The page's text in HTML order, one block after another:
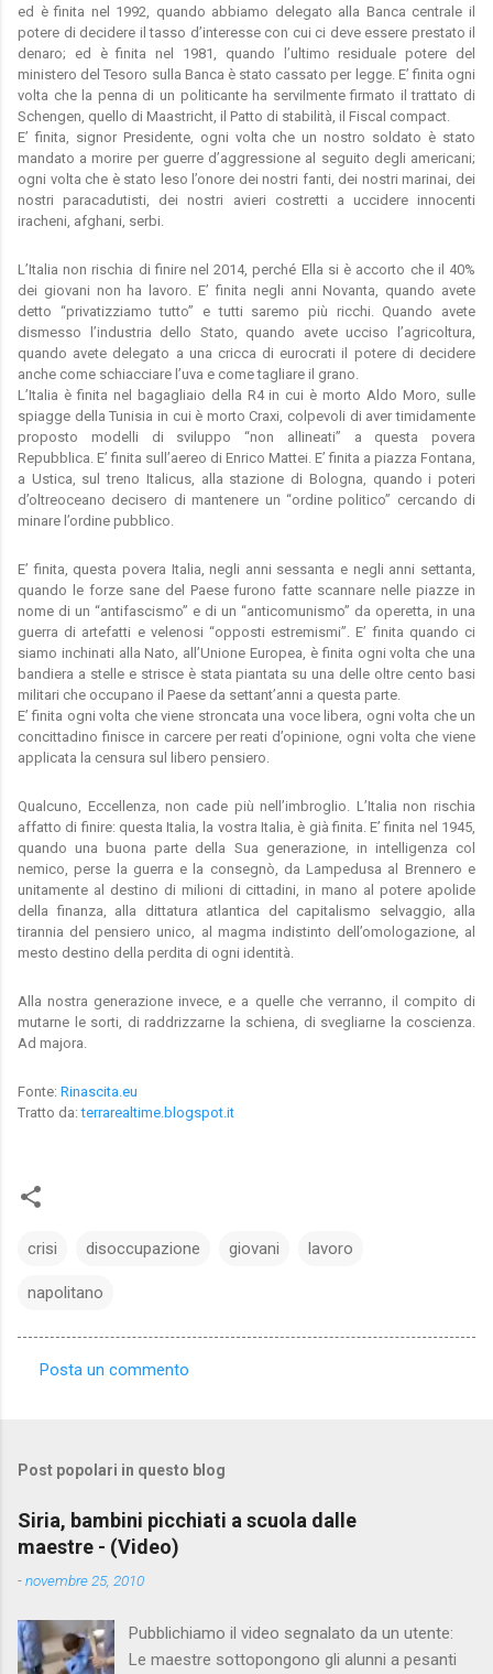
ed è finita nel 1992, quando abbiamo delegato alla Banca centrale il
potere di decidere il tasso d’interesse con cui ci deve essere prestato il
denaro; ed è finita nel 1981, quando l’ultimo residuale potere del
ministero del Tesoro sulla Banca è stato cassato per legge. E’ finita ogni
volta che la penna di un politicante ha servilmente firmato il trattato di
Schengen, quello di Maastricht, il Patto di stabilità, il Fiscal compact.
E’ finita, signor Presidente, ogni volta che un nostro soldato è stato
mandato a morire per guerre d’aggressione al seguito degli americani;
ogni volta che è stato leso l’onore dei nostri fanti, dei nostri marinai, dei
nostri paracadutisti, dei nostri avieri costretti a uccidere innocenti
iracheni, afghani, serbi.
L’Italia non rischia di finire nel 2014, perché Ella si è accorto che il 40%
dei giovani non ha lavoro. E’ finita negli anni Novanta, quando avete
detto “privatizziamo tutto” e tutti saremo più ricchi. Quando avete
dismesso l’industria dello Stato, quando avete ucciso l’agricoltura,
quando avete delegato a una cricca di eurocrati il potere di decidere
anche come schiacciare l’uva e come tagliare il grano.
L’Italia è finita nel bagagliaio della R4 in cui è morto Aldo Moro, sulle
spiagge della Tunisia in cui è morto Craxi, colpevoli di aver timidamente
proposto modelli di sviluppo “non allineati” a questa povera
Repubblica. E’ finita sull’aereo di Enrico Mattei. E’ finita a piazza Fontana,
a Ustica, sul treno Italicus, alla stazione di Bologna, quando i poteri
d’oltreoceano decisero di mantenere un “ordine politico” cercando di
minare l’ordine pubblico.
E’ finita, questa povera Italia, negli anni sessanta e negli anni settanta,
quando le forze sane del Paese furono fatte scannare nelle piazze in
nome di un “antifascismo” e di un “anticomunismo” da operetta, in una
guerra di artefatti e velenosi “opposti estremismi”. E’ finita quando ci
siamo inchinati alla Nato, all’Unione Europea, è finita ogni volta che una
bandiera a stelle e strisce è stata piantata su una delle oltre cento basi
militari che occupano il Paese da settant’anni a questa parte.
E’ finita ogni volta che viene stroncata una voce libera, ogni volta che un
concittadino finisce in carcere per reati d’opinione, ogni volta che viene
applicata la censura sul libero pensiero.
Qualcuno, Eccellenza, non cade più nell’imbroglio. L’Italia non rischia
affatto di finire: questa Italia, la vostra Italia, è già finita. E’ finita nel 1945,
quando una buona parte della Sua generazione, in intelligenza col
nemico, perse la guerra e la consegnò, da Lampedusa al Brennero e
unitamente al destino di milioni di cittadini, in mano al potere apolide
della finanza, alla dittatura atlantica del capitalismo selvaggio, alla
tirannia del pensiero unico, al magma indistinto dell’omologazione, al
mesto destino della perdita di ogni identità.
Alla nostra generazione invece, e a quelle che verranno, il compito di
mutarne le sorti, di raddrizzarne la schiena, di svegliarne la coscienza.
Ad majora.
Fonte: Rinascita.eu
Tratto da:terrarealtime.blogspot.it
crisi disoccupazione giovani lavoro
napolitano
e
n
t
Posta un commento
Post popolari in questo blog
Siria, bambini picchiati a scuola dalle
maestre - (Video)
-novembre 25, 2010
Pubblichiamo il video segnalato da un utente:
Le maestre sottopongono gli alunni a pesanti